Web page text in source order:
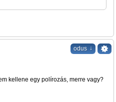
odus ↓
kellene egy polírozás, merre vagy?